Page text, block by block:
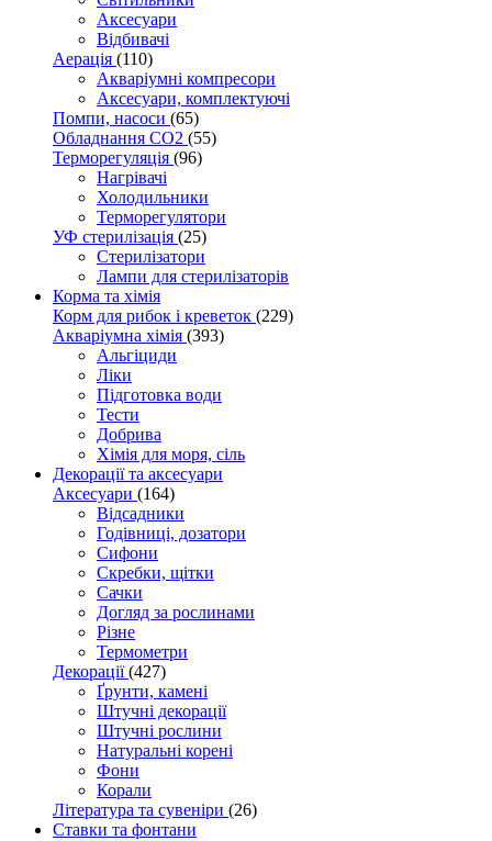
Аксесуари
Відбивачі
Аерація (110)
Акваріумні компресори
Аксесуари, комплектуючі
Помпи, насоси (65)
Обладнання CO2 (55)
Терморегуляція (96)
Нагрівачі
Холодильники
Терморегулятори
УФ стерилізація (25)
Стерилізатори
Лампи для стерилізаторів
Корма та хімія
Корм для рибок і креветок (229)
Акваріумна хімія (393)
Альгіциди
Ліки
Підготовка води
Тести
Добрива
Хімія для моря, сіль
Декорації та аксесуари
Аксесуари (164)
Відсадники
Годівниці, дозатори
Сифони
Скребки, щітки
Сачки
Догляд за рослинами
Різне
Термометри
Декорації(427)
Ґрунти, камені
Штучні декорації
Штучні рослини
Натуральні корені
Фони
Корали
Література та сувеніри (26)
Ставки та фонтани